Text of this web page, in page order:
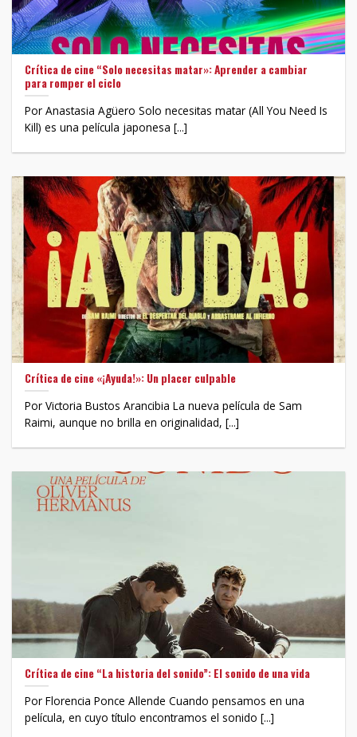
Crítica de cine “Solo necesitas matar»: Aprender a cambiar
para romper el ciclo
Por Anastasia Agüero Solo necesitas matar (All You Need Is
Kill) es una película japonesa [...]
Crítica de cine «¡Ayuda!»: Un placer culpable
Por Victoria Bustos Arancibia La nueva película de Sam
Raimi, aunque no brilla en originalidad, [...]
Crítica de cine “La historia del sonido”: El sonido de una vida
Por Florencia Ponce Allende Cuando pensamos en una
película, en cuyo título encontramos el sonido [...]